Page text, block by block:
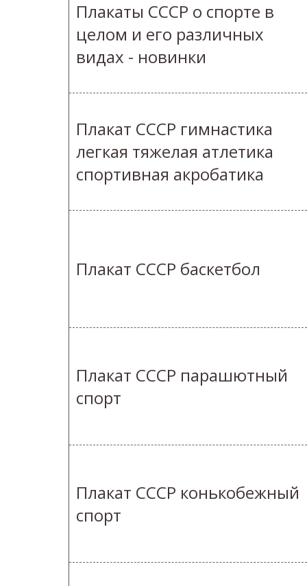
Плакаты СССР о спорте в
целом и его различных
видах - новинки
Плакат СССР гимнастика
легкая тяжелая атлетика
спортивная акробатика
Плакат СССР баскетбол
Плакат СССР парашютный
спорт
Плакат СССР конькобежный
спорт